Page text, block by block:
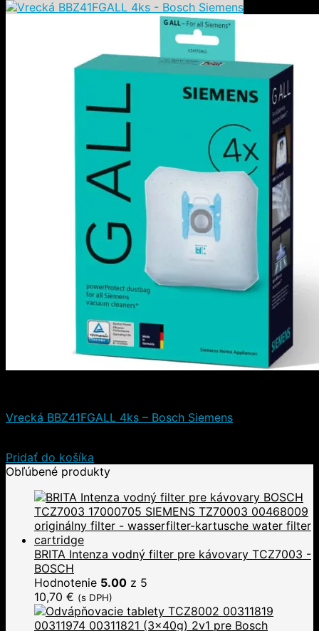
Vrecká BBZ41FGALL 4ks – Bosch Siemens
Pridať do košíka
Obľúbené produkty
BRITA Intenza vodný filter pre kávovary TCZ7003 -
BOSCH
Hodnotenie 5.00 z 5
10,70 € (s DPH)